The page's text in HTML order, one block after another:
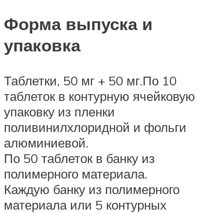
Форма выпуска и
упаковка
Таблетки, 50 мг + 50 мг.По 10
таблеток в контурную ячейковую
упаковку из пленки
поливинилхлоридной и фольги
алюминиевой.
По 50 таблеток в банку из
полимерного материала.
Каждую банку из полимерного
материала или 5 контурных